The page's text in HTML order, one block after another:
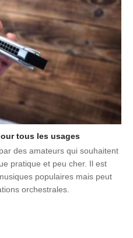
tous les usages
des amateurs qui souhaitent
pratique et peu cher. Il est
populaires mais peut
orchestrales.